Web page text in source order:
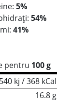
5%
54%
41%
pentru 100 g
kj / 368 kCal
16.8 g